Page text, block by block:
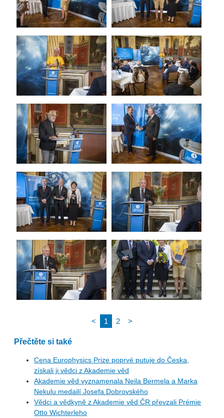
< 1 2 >
Přečtěte si také
Cena Europhysics Prize poprvé putuje do Česka,
získali ji vědci z Akademie věd
Akademie věd vyznamenala Neila Bermela a Marka
Nekulu medailí Josefa Dobrovského
Vědci a vědkyně z Akademie věd ČR převzali Prémie
Otto Wichterleho